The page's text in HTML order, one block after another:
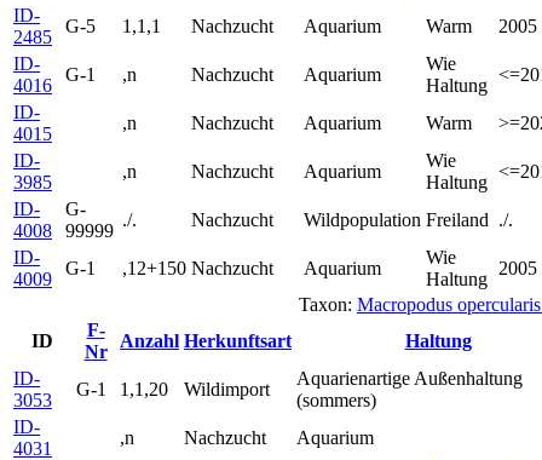
ID-
2485
G-5 1,1,1 Nachzucht Aquarium Warm
2005
ID-
4016
G-1 ,n Nachzucht Aquarium
Wie
Haltung
ID-
4015
,n Nachzucht Aquarium Warm
ID-
3985
,n Nachzucht Aquarium
Wie
Haltung
ID-
4008
G-
99999
./. Nachzucht Wildpopulation Freiland ./.
ID-
4009
G-1 ,12+150 Nachzucht Aquarium
Wie
Haltung
2005
Taxon: Macropodus
ID
F-
Nr
Anzahl Herkunftsart
Haltung
ID-
3053
G-1 1,1,20 Wildimport
Aquarienartige Außenhaltung
(sommers)
ID-
4031
,n Nachzucht
Aquarium